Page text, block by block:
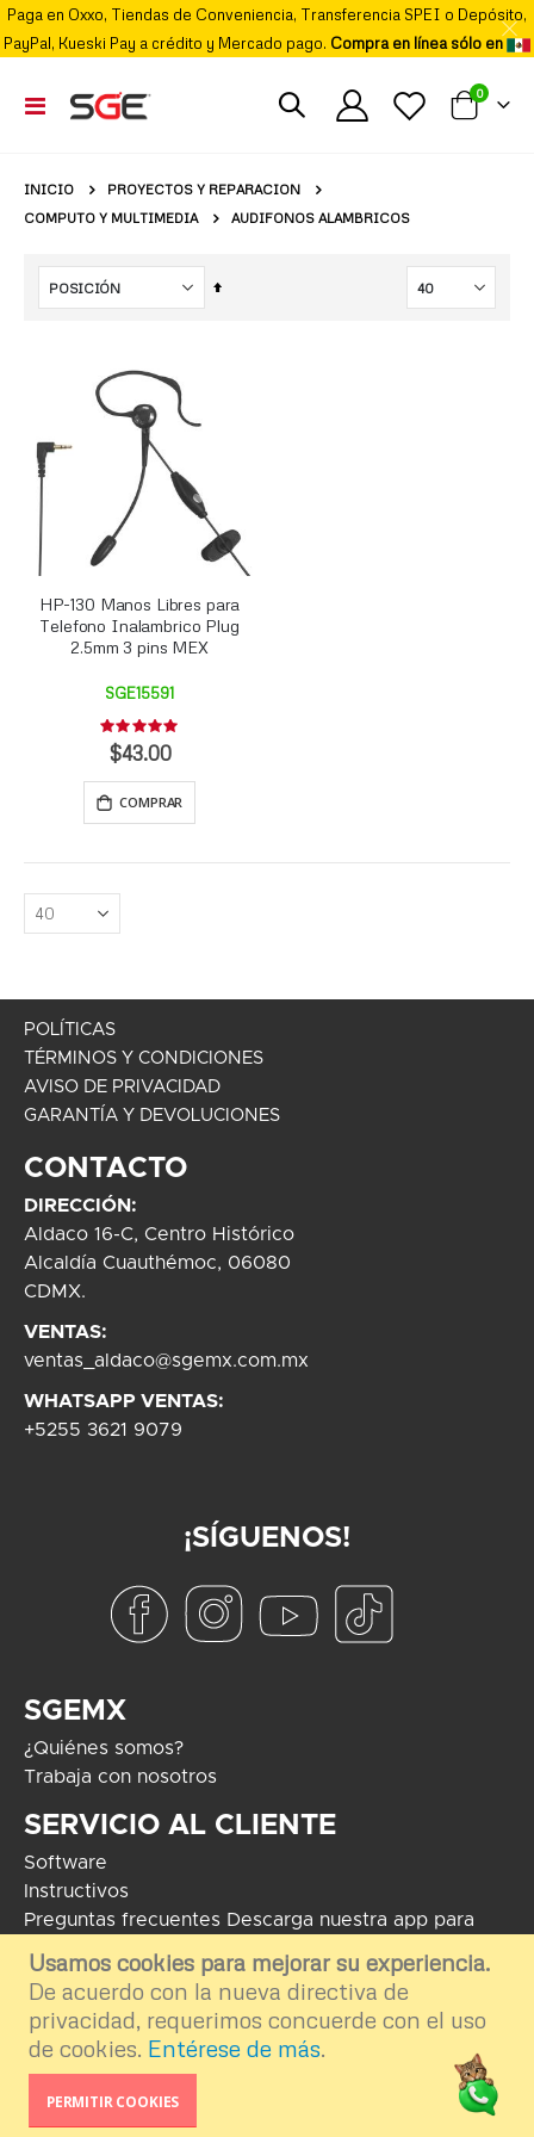
Usamos cookies para mejorar su experiencia.
De acuerdo con la nueva directiva de
privacidad, requerimos concuerde con el uso
de cookies. Entérese de más.
PERMITIR COOKIES
Paga en Oxxo, Tiendas de Conveniencia, Transferencia SPEI o Depósito,
PayPal, Kueski Pay a crédito y Mercado pago. Compra en línea sólo en
Cambiar
Nav
Mi carrito
0
INICIO
PROYECTOS Y REPARACION
COMPUTO Y MULTIMEDIA
AUDIFONOS ALAMBRICOS
Fijar
HP-130 Manos Libres para
Telefono Inalambrico Plug
2.5mm 3 pins MEX
SGE15591
Rating:
0%
$43.00
COMPRAR
POLÍTICAS
TÉRMINOS Y CONDICIONES
AVISO DE PRIVACIDAD
GARANTÍA Y DEVOLUCIONES
CONTACTO
DIRECCIÓN:
Aldaco 16-C, Centro Histórico
Alcaldía Cuauthémoc, 06080
CDMX.
VENTAS:
ventas_aldaco@sgemx.com.mx
WHATSAPP VENTAS:
+5255 3621 9079
¡SÍGUENOS!
SGEMX
¿Quiénes somos?
Trabaja con nosotros
SERVICIO AL CLIENTE
Software
Instructivos
Preguntas frecuentes Descarga nuestra app para
COPYRIGHT 2024 - Soluciones Globales en Electrónica. El uso de
marcas mostradas tiene como fin informar e ilustrar el contenido de la
plataforma por ende nos deslindamos del uso externo e inapropiado.